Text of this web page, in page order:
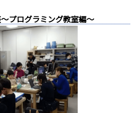
プログラミング教室編～